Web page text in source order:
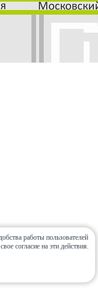
работы пользователей
согласие на эти действия.